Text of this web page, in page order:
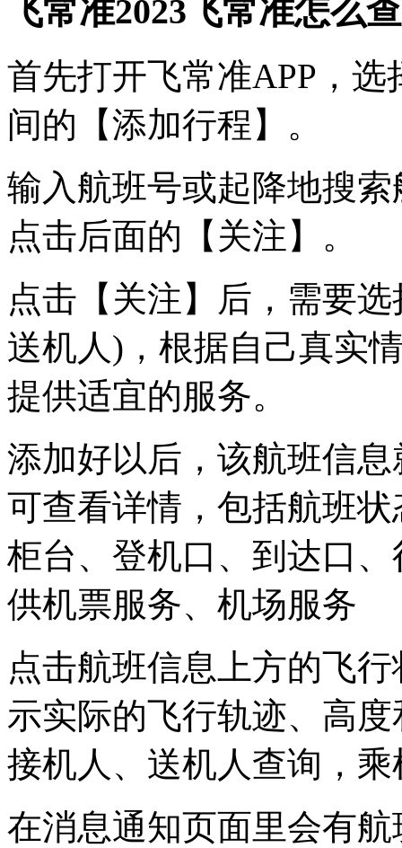
飞常准2023飞常准怎么
首先打开飞常准APP，
间的【添加行程】。
输入航班号或起降地搜
点击后面的【关注】。
点击【关注】后，需要
送机人)，根据自己真实
提供适宜的服务。
添加好以后，该航班信
可查看详情，包括航班
柜台、登机口、到达口
供机票服务、机场服务
点击航班信息上方的飞
示实际的飞行轨迹、高
接机人、送机人查询，
在消息通知页面里会有